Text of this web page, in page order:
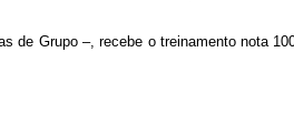
de Grupo –, recebe o treinamento nota